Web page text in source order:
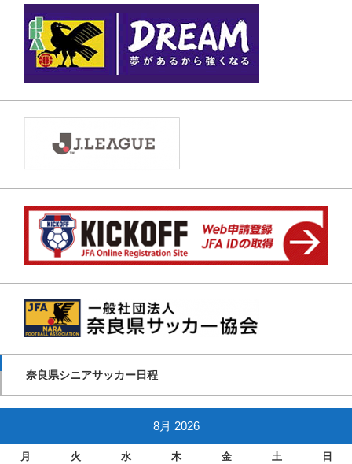
奈良県シニアサッカー日程
8月 2026
月 火 水 木 金 土 日